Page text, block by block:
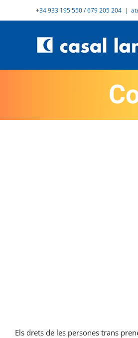
+34 933 195 550 / 679 205 204 |
Els drets de les persones trans